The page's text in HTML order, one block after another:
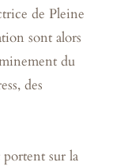
de Pleine
sont alors
du
des
portent sur la